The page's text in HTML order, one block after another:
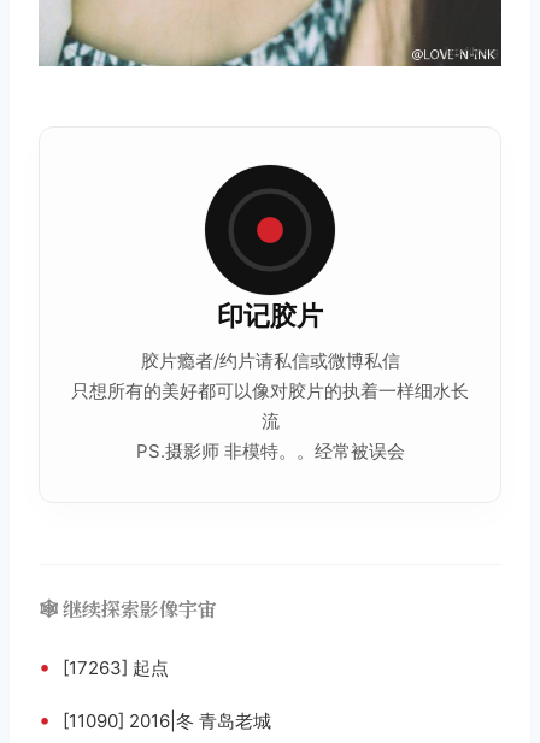
印记胶片
胶片瘾者/约片请私信或微博私信
只想所有的美好都可以像对胶片的执着一样细水长
流
PS.摄影师 非模特。。经常被误会
🕸️ 继续探索影像宇宙
• [17263] 起点
• [11090] 2016|冬 青岛老城